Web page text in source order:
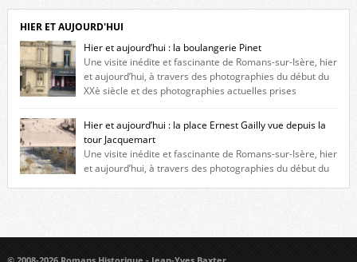
l’histoire de la redécouverte de vestiges du couvent des Capucins ! Petit
retour sur l’histoire […]
HIER ET AUJOURD'HUI
Hier et aujourd’hui : la boulangerie Pinet
Une visite inédite et fascinante de Romans-sur-Isère, hier
et aujourd’hui, à travers des photographies du début du
XXè siècle et des photographies actuelles prises
exactement dans le même cadre ! A l’angle de la place Jean Jaurès et de
l’avenue Victor Hugo (à côté d’Intermarché), à Romans. La boulangerie
Jules Pinet est inscrite dans le […]
Hier et aujourd’hui : la place Ernest Gailly vue depuis la
tour Jacquemart
Une visite inédite et fascinante de Romans-sur-Isère, hier
et aujourd’hui, à travers des photographies du début du